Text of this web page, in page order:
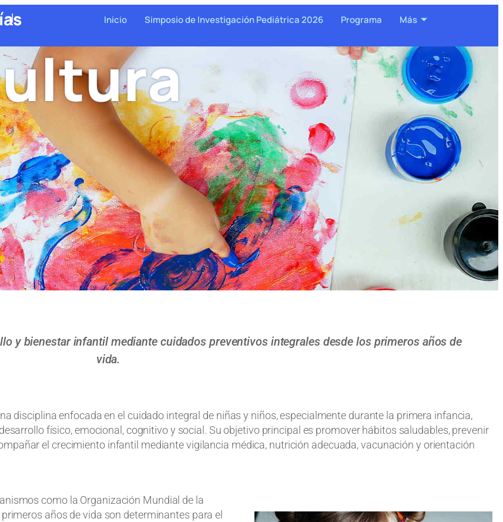
! Inicio Simposio de Investigación Pediátrica 2026 Programa Más
y bienestar infantil mediante cuidados preventivos integrales desde los primeros años de
vida.
disciplina enfocada en el cuidado integral de niñas y niños, especialmente durante la primera infancia,
físico, emocional, cognitivo y social. Su objetivo principal es promover hábitos saludables, prevenir
el crecimiento infantil mediante vigilancia médica, nutrición adecuada, vacunación y orientación
como la Organización Mundial de la
primeros años de vida son determinantes para el